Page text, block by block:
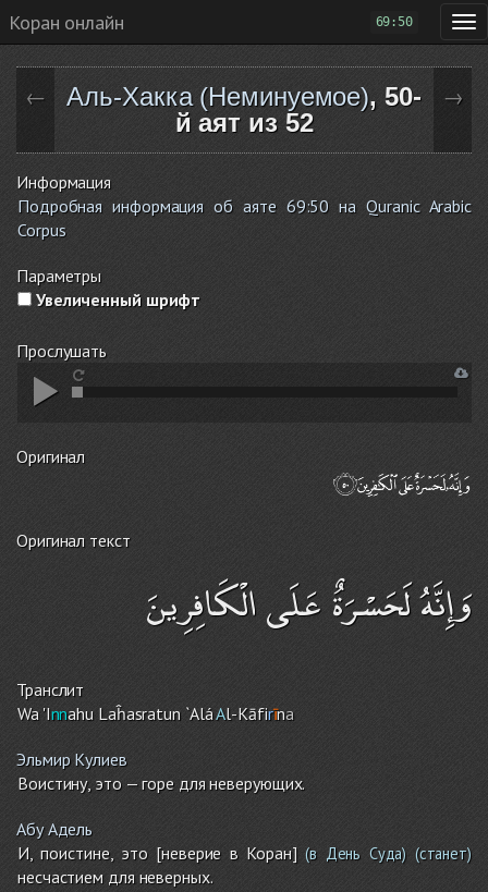
Коран онлайн 69:50
← Аль-Хакка (Неминуемое), 50-
й аят из 52
→
Информация
Подробная информация об аяте 69:50 на Quranic Arabic
Corpus
Параметры
Увеличенный шрифт
Прослушать
Оригинал
Оригинал текст
وَإِنَّهُ لَحَسْرَةٌ عَلَى الْكَافِرِينَ
Транслит
Wa 'Innahu Laĥasratun `AláAl-Kāfirīna
Эльмир Кулиев
Воистину, это — горе для неверующих.
Абу Адель
И, поистине, это [неверие в Коран](в День Суда) (станет)
несчастием для неверных.